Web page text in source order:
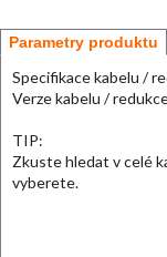
Parametry produktu
Specifikace kabelu /
Verze kabelu /
TIP:
Zkuste hledat v celé
vyberete.